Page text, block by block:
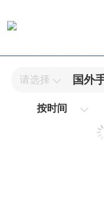
请选择
按时间